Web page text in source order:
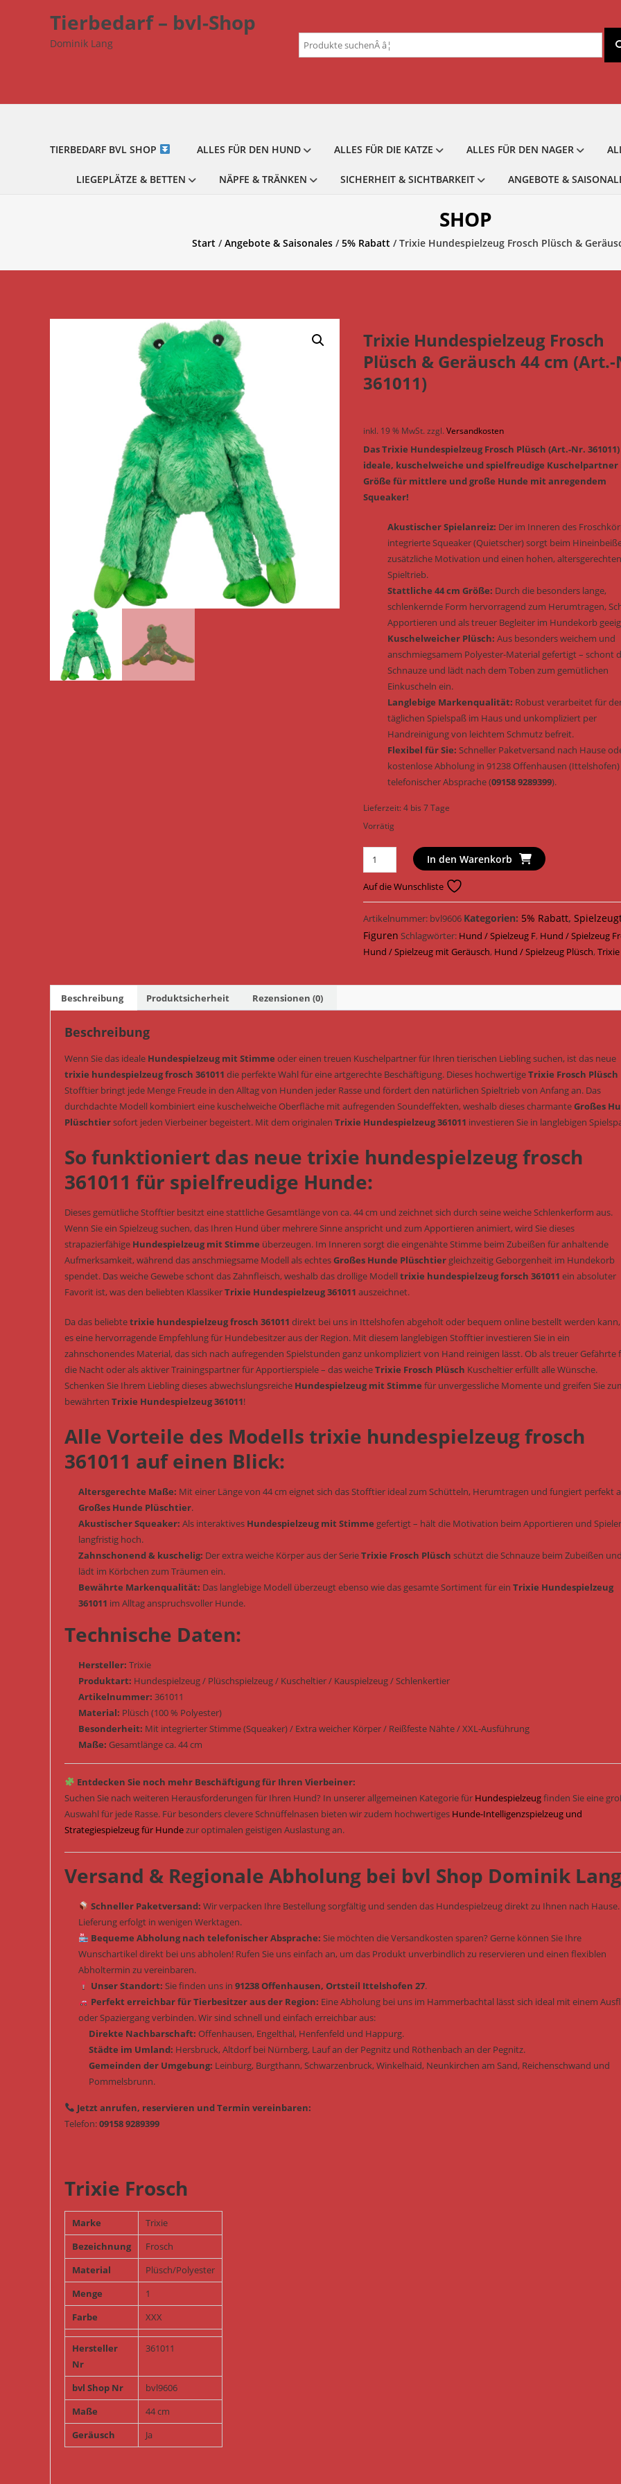
Tierbedarf – bvl-Shop
Dominik Lang
Suchen
nach:
TIERBEDARF BVL SHOP ALLES FÜR DEN HUND ALLES FÜR DIE KATZE ALLES FÜR DEN NAGER
LIEGEPLÄTZE & BETTEN NÄPFE & TRÄNKEN SICHERHEIT & SICHTBARKEIT ANGEBOTE &
SHOP
Start /Angebote & Saisonales /5% Rabatt / Trixie Hundespielzeug Frosch Plüsch &
Trixie Hundespielzeug Frosch
Plüsch & Geräusch 44 cm
361011)
inkl. 19 % MwSt. zzgl.Versandkosten
Das Trixie Hundespielzeug Frosch Plüsch (Art.-Nr.
ideale, kuschelweiche und spielfreudige Kuschelpartner
Größe für mittlere und große Hunde mit anregendem
Squeaker!
Akustischer Spielanreiz: Der im Inneren des
integrierte Squeaker (Quietscher) sorgt beim
zusätzliche Motivation und einen hohen, altersgerechten
Spieltrieb.
Stattliche 44 cm Größe: Durch die besonders lange,
schlenkernde Form hervorragend zum Herumtragen,
Apportieren und als treuer Begleiter im Hundekorb
Kuschelweicher Plüsch: Aus besonders weichem und
anschmiegsamem Polyester-Material gefertigt – schont
Schnauze und lädt nach dem Toben zum gemütlichen
Einkuscheln ein.
Langlebige Markenqualität: Robust verarbeitet für
täglichen Spielspaß im Haus und unkompliziert per
Handreinigung von leichtem Schmutz befreit.
Flexibel für Sie: Schneller Paketversand nach Hause
kostenlose Abholung in 91238 Offenhausen (Ittelshofen)
telefonischer Absprache (09158 9289399).
Lieferzeit:4 bis 7 Tage
Vorrätig
Trixie
Hundespielzeug
Frosch
Plüsch
&
Geräusch
44
361011)
In den Warenkorb
Auf die Wunschliste
Artikelnummer: bvl9606 Kategorien: 5% Rabatt,
Figuren Schlagwörter: Hund / Spielzeug F, Hund / Spielzeug
Hund / Spielzeug mit Geräusch, Hund / Spielzeug Plüsch,Trixie
Beschreibung Produktsicherheit Rezensionen (0)
Beschreibung
Wenn Sie das ideale Hundespielzeug mit Stimme oder einen treuen Kuschelpartner für Ihren tierischen Liebling suchen, ist das neue
trixie hundespielzeug frosch 361011 die perfekte Wahl für eine artgerechte Beschäftigung. Dieses hochwertigeTrixie Frosch Plüsch
Stofftier bringt jede Menge Freude in den Alltag von Hunden jeder Rasse und fördert den natürlichen Spieltrieb von Anfang an. Das
durchdachte Modell kombiniert eine kuschelweiche Oberfläche mit aufregenden Soundeffekten, weshalb dieses charmanteGroßes
Plüschtiersofort jeden Vierbeiner begeistert. Mit dem originalen Trixie Hundespielzeug 361011 investieren Sie in langlebigen
So funktioniert das neue trixie hundespielzeug frosch
361011 für spielfreudige Hunde:
Dieses gemütliche Stofftier besitzt eine stattliche Gesamtlänge von ca. 44 cm und zeichnet sich durch seine weiche Schlenkerform aus.
Wenn Sie ein Spielzeug suchen, das Ihren Hund über mehrere Sinne anspricht und zum Apportieren animiert, wird Sie dieses
strapazierfähige Hundespielzeug mit Stimme überzeugen. Im Inneren sorgt die eingenähte Stimme beim Zubeißen für anhaltende
Aufmerksamkeit, während das anschmiegsame Modell als echtesGroßes Hunde Plüschtier gleichzeitig Geborgenheit im Hundekorb
spendet. Das weiche Gewebe schont das Zahnfleisch, weshalb das drollige Modelltrixie hundespielzeug forsch 361011 ein absoluter
Favorit ist, was den beliebten KlassikerTrixie Hundespielzeug 361011 auszeichnet.
Da das beliebtetrixie hundespielzeug frosch 361011 direkt bei uns in Ittelshofen abgeholt oder bequem online bestellt werden
es eine hervorragende Empfehlung für Hundebesitzer aus der Region. Mit diesem langlebigen Stofftier investieren Sie in ein
zahnschonendes Material, das sich nach aufregenden Spielstunden ganz unkompliziert von Hand reinigen lässt. Ob als treuer Gefährte
die Nacht oder als aktiver Trainingspartner für Apportierspiele – das weicheTrixie Frosch Plüsch Kuscheltier erfüllt alle Wünsche.
Schenken Sie Ihrem Liebling dieses abwechslungsreiche Hundespielzeug mit Stimme für unvergessliche Momente und greifen Sie
bewährten Trixie Hundespielzeug 361011!
Alle Vorteile des Modells trixie hundespielzeug frosch
361011 auf einen Blick:
Altersgerechte Maße: Mit einer Länge von 44 cm eignet sich das Stofftier ideal zum Schütteln, Herumtragen und fungiert perfekt
Großes Hunde Plüschtier.
Akustischer Squeaker: Als interaktives Hundespielzeug mit Stimme gefertigt – hält die Motivation beim Apportieren und
langfristig hoch.
Zahnschonend & kuschelig: Der extra weiche Körper aus der SerieTrixie Frosch Plüsch schützt die Schnauze beim Zubeißen und
lädt im Körbchen zum Träumen ein.
Bewährte Markenqualität: Das langlebige Modell überzeugt ebenso wie das gesamte Sortiment für ein Trixie Hundespielzeug
361011 im Alltag anspruchsvoller Hunde.
Technische Daten:
Hersteller: Trixie
Produktart: Hundespielzeug / Plüschspielzeug / Kuscheltier / Kauspielzeug / Schlenkertier
Artikelnummer: 361011
Material: Plüsch (100 % Polyester)
Besonderheit: Mit integrierter Stimme (Squeaker) / Extra weicher Körper / Reißfeste Nähte / XXL-Ausführung
Maße: Gesamtlänge ca. 44 cm
Entdecken Sie noch mehr Beschäftigung für Ihren Vierbeiner:
Suchen Sie nach weiteren Herausforderungen für Ihren Hund? In unserer allgemeinen Kategorie für Hundespielzeugfinden Sie eine
Auswahl für jede Rasse. Für besonders clevere Schnüffelnasen bieten wir zudem hochwertiges Hunde-Intelligenzspielzeug und
Strategiespielzeug für Hundezur optimalen geistigen Auslastung an.
Versand & Regionale Abholung bei bvl Shop Dominik Lang
Schneller Paketversand: Wir verpacken Ihre Bestellung sorgfältig und senden das Hundespielzeug direkt zu Ihnen nach Hause.
Lieferung erfolgt in wenigen Werktagen.
Bequeme Abholung nach telefonischer Absprache: Sie möchten die Versandkosten sparen? Gerne können Sie Ihre
Wunschartikel direkt bei uns abholen! Rufen Sie uns einfach an, um das Produkt unverbindlich zu reservieren und einen flexiblen
Abholtermin zu vereinbaren.
Unser Standort: Sie finden uns in 91238 Offenhausen, Ortsteil Ittelshofen 27.
Perfekt erreichbar für Tierbesitzer aus der Region: Eine Abholung bei uns im Hammerbachtal lässt sich ideal mit einem
oder Spaziergang verbinden. Wir sind schnell und einfach erreichbar aus:
Direkte Nachbarschaft: Offenhausen, Engelthal, Henfenfeld und Happurg.
Städte im Umland: Hersbruck, Altdorf bei Nürnberg, Lauf an der Pegnitz und Röthenbach an der Pegnitz.
Gemeinden der Umgebung: Leinburg, Burgthann, Schwarzenbruck, Winkelhaid, Neunkirchen am Sand, Reichenschwand und
Pommelsbrunn.
Jetzt anrufen, reservieren und Termin vereinbaren:
Telefon:09158 9289399
Trixie Frosch
Marke
Trixie
Bezeichnung
Frosch
Material
Plüsch/Polyester
Menge
1
Farbe
XXX
Hersteller
Nr
361011
bvl Shop Nr
bvl9606
Maße
44 cm
Geräusch
Ja